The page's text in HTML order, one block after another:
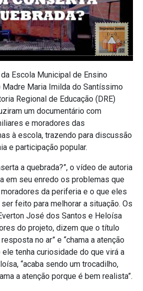
Escola Municipal de Ensino
Madre Maria Imilda do Santíssimo
Regional de Educação (DRE)
um documentário com
e moradores das
à escola, trazendo para discussão
e participação popular.
a quebrada?”, o vídeo de autoria
em seu enredo os problemas que
da periferia e o que eles
feito para melhorar a situação. Os
José dos Santos e Heloísa
do projeto, dizem que o título
no ar” e “chama a atenção
tenha curiosidade do que virá a
“acaba sendo um trocadilho,
a atenção porque é bem realista”.